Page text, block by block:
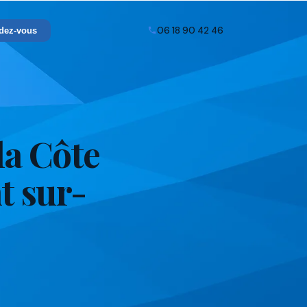
vous 06 18 90 42 46
Côte
sur-